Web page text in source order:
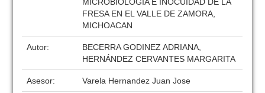
FRESA EN EL VALLE DE ZAMORA,
MICHOACAN
Autor:
BECERRA GODINEZ ADRIANA,
HERNÁNDEZ CERVANTES MARGARITA
Asesor: Varela Hernandez Juan Jose